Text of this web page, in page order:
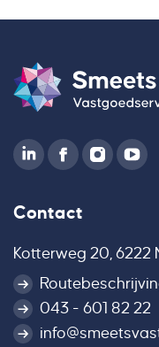
Contact
Kotterweg 20, 6222
043 - 601 82 22